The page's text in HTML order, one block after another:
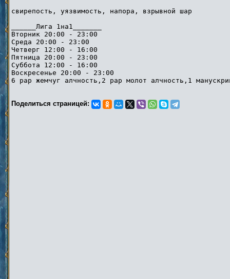
свирепость, уязвимость, напора, взрывной шар
______Лига 1на1_______
Вторник 20:00 - 23:00
Среда 20:00 - 23:00
Четверг 12:00 - 16:00
Пятница 20:00 - 23:00
Суббота 12:00 - 16:00
Воскресенье 20:00 - 23:00
6 рар жемчуг алчность,2 рар молот алчность,1
Поделиться страницей: